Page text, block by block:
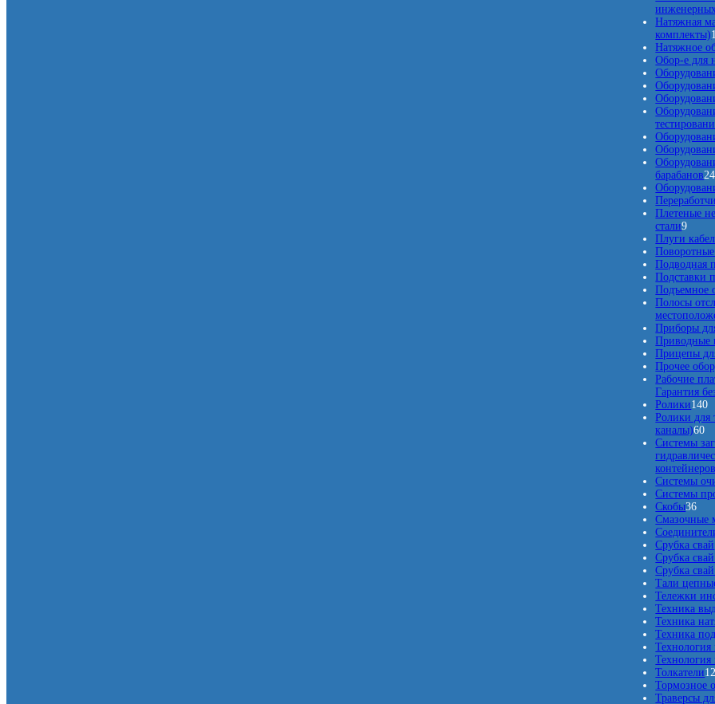
Натяжная
комплекты)
Натяжное
Обор-е для
барабанов242
Плетеные
стали99
т
о
в
а
р
о
в
Плуги
Подводная
Подставки
Подъемное
Полосы
Приборы
Приводные
Прицепы
Прочее
Рабочие
Гарантия
Ролики1401
4
т
о
в
а
р
в
Ролики для
каналы)606
0
т
о
в
а
о
в
Системы
Системы
Системы
Скобы363
6
т
о
в
а
р
о
в
Смазочные
Срубка свай
Срубка
Срубка
Тали
Тележки
Техника
Техника
Техника
Технология
Технология
Толкатели12
Тормозное
Траверсы